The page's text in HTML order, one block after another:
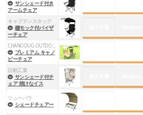
サンシェード付き
アームチェア
キャプテンスタッグ
棚モック付バイザ
ーチェア
CHANODUG OUTDOOR
プレミアム キャノ
ピーチェア
日動工業
サンシェード付チ
ェア 焼けなイス
リューパラ
シェードチェアー